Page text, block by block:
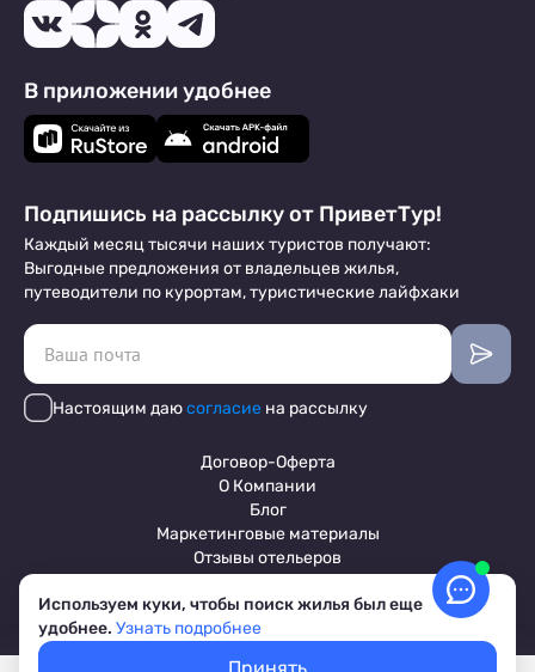
В приложении удобнее
Подпишись на рассылку от ПриветТур!
Каждый месяц тысячи наших туристов получают:
Выгодные предложения от владельцев жилья,
путеводители по курортам, туристические лайфхаки
Настоящим даюсогласие на рассылку
Договор-Оферта
О Компании
Блог
Маркетинговые материалы
Отзывы отельеров
Пользовательское соглашение
Обработка персональных данных
Используем куки, чтобы поиск жилья был еще
удобнее. Узнать подробнее